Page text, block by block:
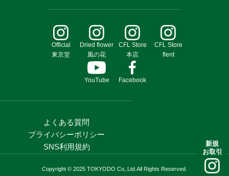
新規
お取引
Copyright © 2025 TOKYODO Co,.Ltd.All Rights Reserved.
Official
東京堂
Dried flower
風の花
CFL Store
本店
CFL Store
flent
YouTube Facebook
よくある質問
プライバシーポリシー
SNS利用規約